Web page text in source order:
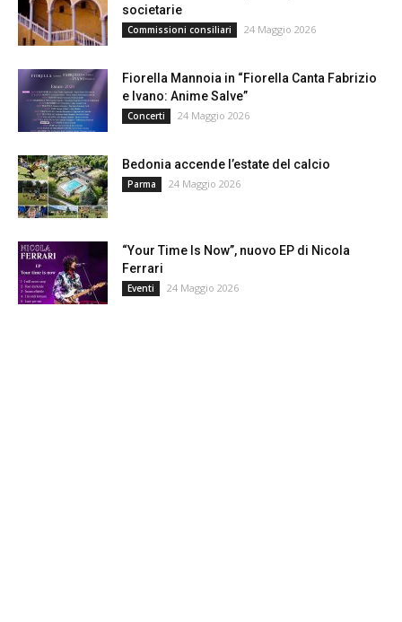
societarie
Commissioni consiliari 24 Maggio 2026
Fiorella Mannoia in “Fiorella Canta Fabrizio
e Ivano: Anime Salve”
Concerti 24 Maggio 2026
Bedonia accende l’estate del calcio
Parma 24 Maggio 2026
“Your Time Is Now”, nuovo EP di Nicola
Ferrari
Eventi 24 Maggio 2026